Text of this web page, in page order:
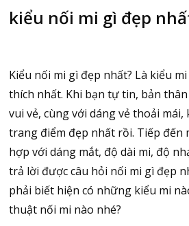
kiểu nối mi gì đẹp
Kiểu nối mi gì đẹp nhất? Là kiểu
thích nhất. Khi bạn tự tin, bản
vui vẻ, cùng với dáng vẻ thoải
trang điểm đẹp nhất rồi. Tiếp đến
hợp với dáng mắt, độ dài mi, độ
trả lời được câu hỏi nối mi gì đẹp
phải biết hiện có những kiểu mi
thuật nối mi nào nhé?